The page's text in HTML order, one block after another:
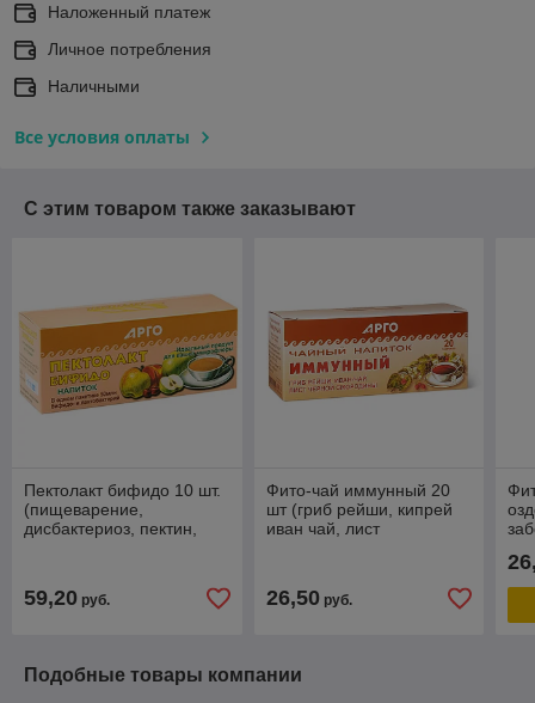
Наложенный платеж
Личное потребления
Наличными
Все условия оплаты
С этим товаром также заказывают
Пектолакт бифидо 10 шт.
(пищеварение,
дисбактериоз, пектин,
интоксикация)
59,20 руб.
Фито-чай иммунный 20
шт (гриб рейши, кипрей
иван чай, лист
26,50руб.
Подобные товары компании